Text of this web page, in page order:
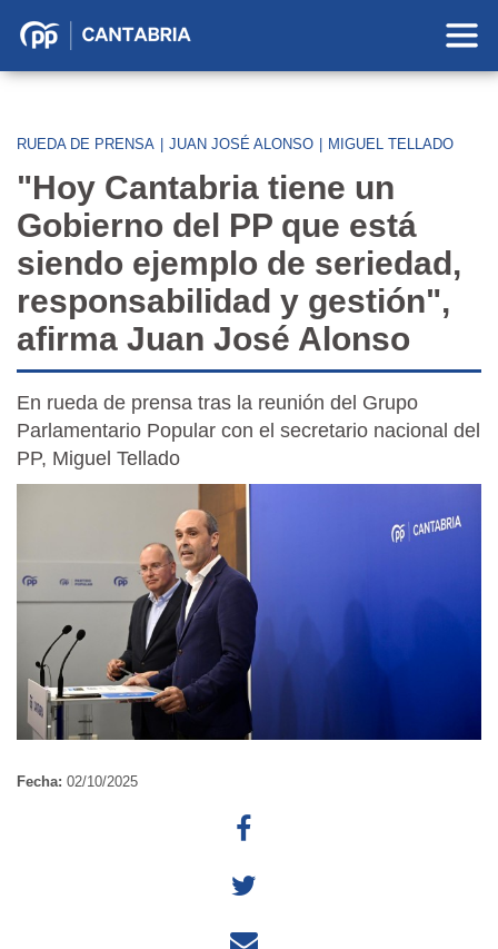
Partido
Cantabria
RUEDA DE PRENSA JUAN JOSÉ ALONSO MIGUEL TELLADO
"Hoy Cantabria tiene un
Gobierno del PP que está
siendo ejemplo de seriedad,
responsabilidad y gestión",
afirma Juan José Alonso
En rueda de prensa tras la reunión del Grupo
Parlamentario Popular con el secretario nacional del
PP, Miguel Tellado
Fecha: 02/10/2025